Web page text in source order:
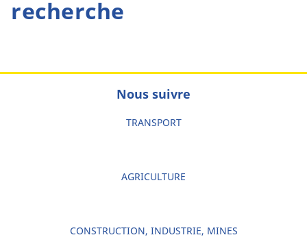
recherche
Nous suivre
TRANSPORT
AGRICULTURE
CONSTRUCTION, INDUSTRIE, MINES